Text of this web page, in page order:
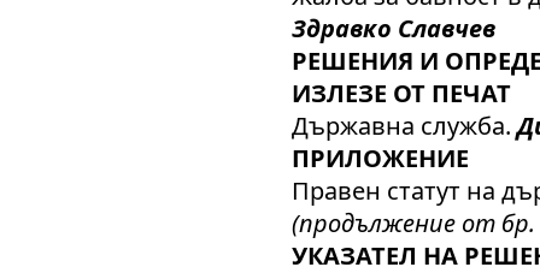
Здравко Славчев
РЕШЕНИЯ И
ИЗЛЕЗЕ ОТ ПЕЧАТ
Държавна служба.
ПРИЛОЖЕНИЕ
Правен статут на
(продължение от бр.
УКАЗАТЕЛ НА